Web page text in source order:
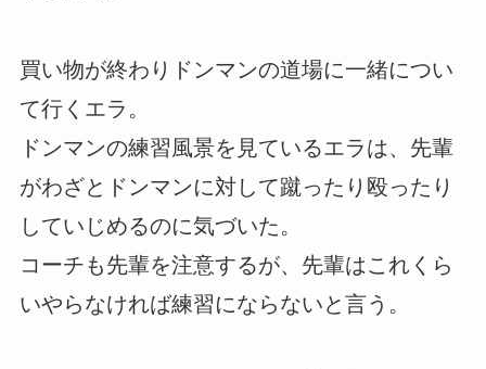
買い物が終わりドンマンの道場に一緒につい
て行くエラ。
ドンマンの練習風景を見ているエラは、先輩
がわざとドンマンに対して蹴ったり殴ったり
していじめるのに気づいた。
コーチも先輩を注意するが、先輩はこれくら
いやらなければ練習にならないと言う。